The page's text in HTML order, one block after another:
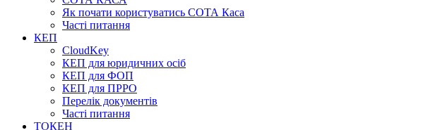
Як почати користуватись СОТА Каса
Часті питання
КЕП
CloudKey
КЕП для юридичних осіб
КЕП для ФОП
КЕП для ПРРО
Перелік документів
Часті питання
ТОКЕН